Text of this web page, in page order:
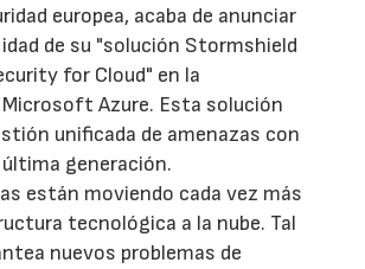
europea, acaba de anunciar
de su "solución Stormshield
for Cloud" en la
Azure. Esta solución
unificada de amenazas con
generación.
están moviendo cada vez más
tecnológica a la nube. Tal
nuevos problemas de